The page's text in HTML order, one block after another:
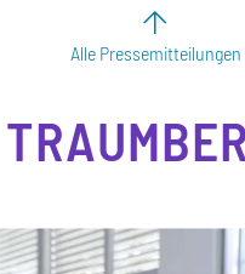
Alle Pressemitteilungen